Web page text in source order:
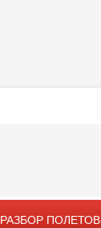
РАЗБОР ПОЛЕТОВ